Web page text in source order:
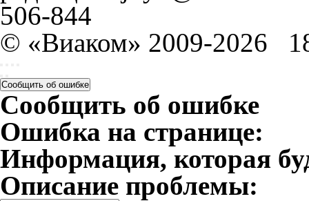
506-844
© «Виаком» 2009-2026
Сообщить об ошибке
Сообщить об ошибке
Ошибка на странице:
Информация, которая
Описание проблемы: